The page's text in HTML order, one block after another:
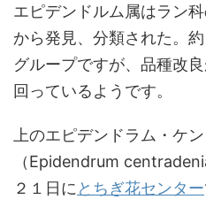
エピデンドルム属はラン
から発見、分類された。
グループですが、品種改
回っているようです。
上のエピデンドラム・ケ
（Epidendrum
２１日に とちぎ花センター